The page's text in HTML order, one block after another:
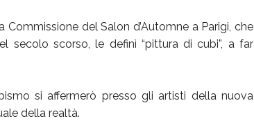
del Salon d’Automne a Parigi, che
secolo scorso, le definì “pittura di cubi”, a far
si affermerò presso gli artisti della nuova
della realtà.